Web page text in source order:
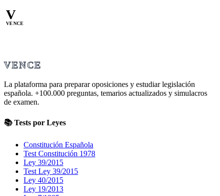
V
VENCE
VENCE
La plataforma para preparar oposiciones y estudiar legislación
española. +100.000 preguntas, temarios actualizados y simulacros
de examen.
📚 Tests por Leyes
Constitución Española
Test Constitución 1978
Ley 39/2015
Test Ley 39/2015
Ley 40/2015
Ley 19/2013